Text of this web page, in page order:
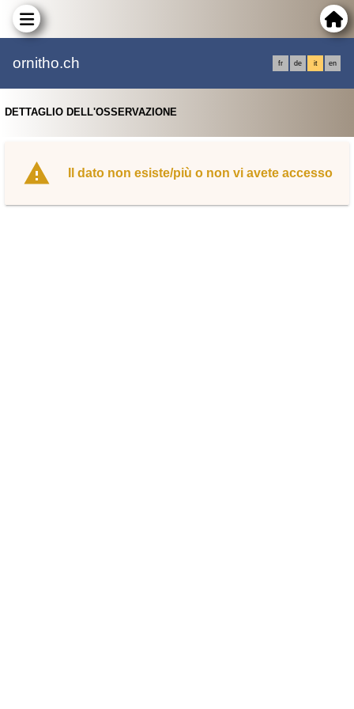
ornitho.ch fr de it en
DETTAGLIO DELL'OSSERVAZIONE
Il dato non esiste/più o non vi avete accesso